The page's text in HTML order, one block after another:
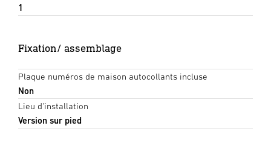
1
Fixation/ assemblage
Plaque numéros de maison autocollants incluse
Non
Lieu d'installation
Version sur pied